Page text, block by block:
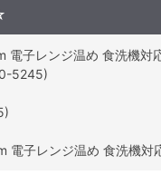
電子レンジ温め 食洗機
5245)
電子レンジ温め 食洗機